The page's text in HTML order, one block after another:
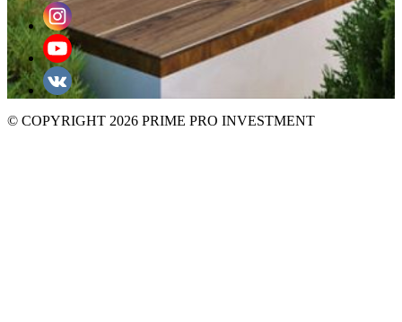
© COPYRIGHT 2026 PRIME PRO INVESTMENT